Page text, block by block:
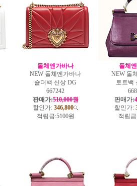
돌체엔가바나
NEW 돌체엔가바나
숄더백 신상 DG
667242
판매가:510,000원
할인가: 346,800
적립금:5100원
돌체
NEW 돌
토트백
판매가:
할인가:
적립